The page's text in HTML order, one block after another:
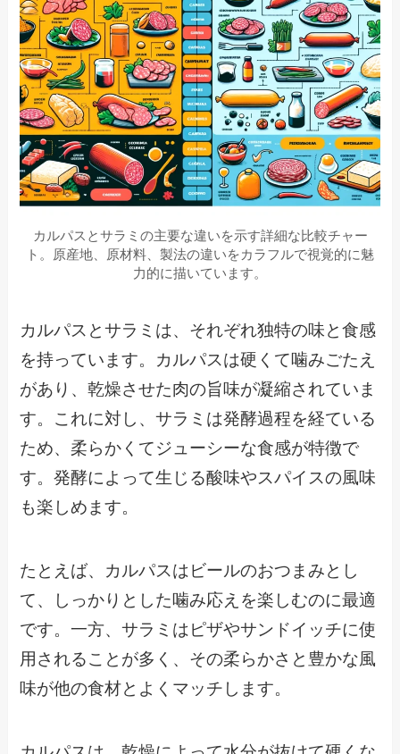
カルパスとサラミの主要な違いを示す詳細な比較チャー
ト。原産地、原材料、製法の違いをカラフルで視覚的に魅
力的に描いています。
カルパスとサラミは、それぞれ独特の味と食感
を持っています。カルパスは硬くて噛みごたえ
があり、乾燥させた肉の旨味が凝縮されていま
す。これに対し、サラミは発酵過程を経ている
ため、柔らかくてジューシーな食感が特徴で
す。発酵によって生じる酸味やスパイスの風味
も楽しめます。
たとえば、カルパスはビールのおつまみとし
て、しっかりとした噛み応えを楽しむのに最適
です。一方、サラミはピザやサンドイッチに使
用されることが多く、その柔らかさと豊かな風
味が他の食材とよくマッチします。